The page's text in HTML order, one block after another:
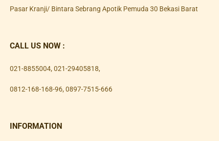
Pasar Kranji/ Bintara Sebrang Apotik Pemuda 30 Bekasi Barat
CALL US NOW :
021-8855004, 021-29405818,
0812-168-168-96, 0897-7515-666
INFORMATION